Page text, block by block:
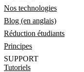
Nos technologies
Blog (en anglais)
Réduction étudiants
Principes
SUPPORT
Tutoriels